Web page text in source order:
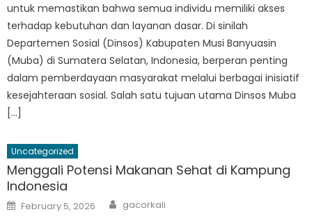
untuk memastikan bahwa semua individu memiliki akses
terhadap kebutuhan dan layanan dasar. Di sinilah
Departemen Sosial (Dinsos) Kabupaten Musi Banyuasin
(Muba) di Sumatera Selatan, Indonesia, berperan penting
dalam pemberdayaan masyarakat melalui berbagai inisiatif
kesejahteraan sosial. Salah satu tujuan utama Dinsos Muba
[…]
Uncategorized
Menggali Potensi Makanan Sehat di Kampung
Indonesia
Posted
on
February 5, 2026 Author
gacorkali